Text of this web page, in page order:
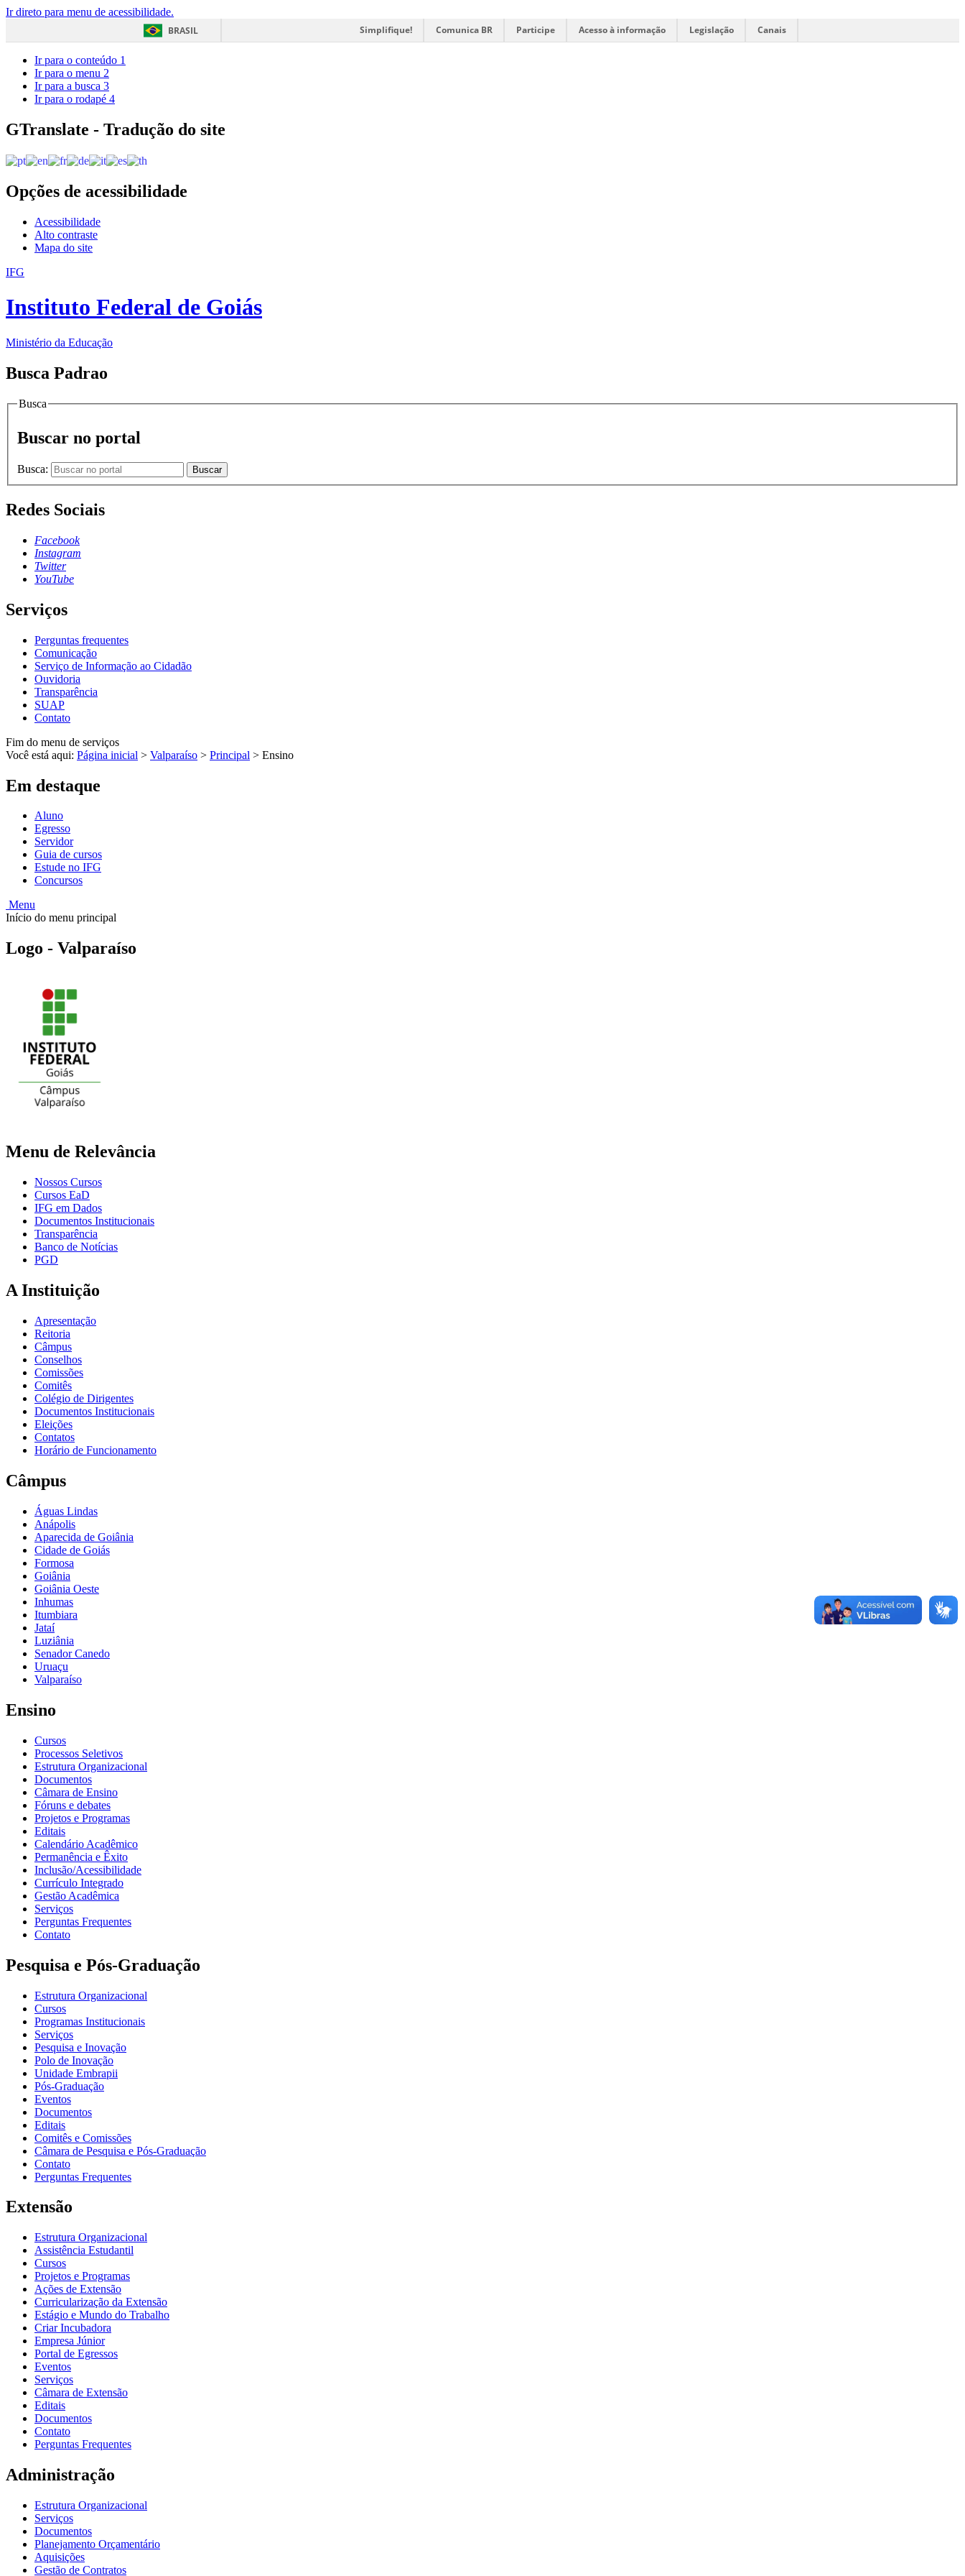
Ir direto para menu de acessibilidade.
BRASIL
Simplifique! Comunica BR Participe Acesso à informação Legislação Canais
Ir para o conteúdo 1
Ir para o menu 2
Ir para a busca 3
Ir para o rodapé 4
GTranslate - Tradução do site
Opções de acessibilidade
Acessibilidade
Alto contraste
Mapa do site
IFG
Instituto Federal de Goiás
Ministério da Educação
Busca Padrao
Busca
Buscar no portal
Busca: Buscar
Redes Sociais
Facebook
Instagram
Twitter
YouTube
Serviços
Perguntas frequentes
Comunicação
Serviço de Informação ao Cidadão
Ouvidoria
Transparência
SUAP
Contato
Fim do menu de serviços
Você está aqui: Página inicial > Valparaíso > Principal > Ensino
Em destaque
Aluno
Egresso
Servidor
Guia de cursos
Estude no IFG
Concursos
Menu
Início do menu principal
Logo - Valparaíso
Menu de Relevância
Nossos Cursos
Cursos EaD
IFG em Dados
Documentos Institucionais
Transparência
Banco de Notícias
PGD
A Instituição
Apresentação
Reitoria
Câmpus
Conselhos
Comissões
Comitês
Colégio de Dirigentes
Documentos Institucionais
Eleições
Contatos
Horário de Funcionamento
Câmpus
Águas Lindas
Anápolis
Aparecida de Goiânia
Cidade de Goiás
Formosa
Goiânia
Goiânia Oeste
Inhumas
Itumbiara
Jataí
Luziânia
Senador Canedo
Uruaçu
Valparaíso
Ensino
Cursos
Processos Seletivos
Estrutura Organizacional
Documentos
Câmara de Ensino
Fóruns e debates
Projetos e Programas
Editais
Calendário Acadêmico
Permanência e Êxito
Inclusão/Acessibilidade
Currículo Integrado
Gestão Acadêmica
Serviços
Perguntas Frequentes
Contato
Pesquisa e Pós-Graduação
Estrutura Organizacional
Cursos
Programas Institucionais
Serviços
Pesquisa e Inovação
Polo de Inovação
Unidade Embrapii
Pós-Graduação
Eventos
Documentos
Editais
Comitês e Comissões
Câmara de Pesquisa e Pós-Graduação
Contato
Perguntas Frequentes
Extensão
Estrutura Organizacional
Assistência Estudantil
Cursos
Projetos e Programas
Ações de Extensão
Curricularização da Extensão
Estágio e Mundo do Trabalho
Criar Incubadora
Empresa Júnior
Portal de Egressos
Eventos
Serviços
Câmara de Extensão
Editais
Documentos
Contato
Perguntas Frequentes
Administração
Estrutura Organizacional
Serviços
Documentos
Planejamento Orçamentário
Aquisições
Gestão de Contratos